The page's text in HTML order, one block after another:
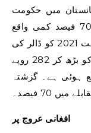
افغانستان میں حکومت
سنبھالنے کے بعد سے روپے کی قدر میں 70 فیصد کمی واقع
ہوئی ہے۔ ڈیٹا سے پتہ چلتا ہے کہ 30 اگست 2021 کو ڈالر کی
قیمت 166 روپے تھی، جو 7 فروری 2023 کو بڑھ کر 282 روپے
ہوئی ہے۔ گزشتہ
افغانی عروج پر